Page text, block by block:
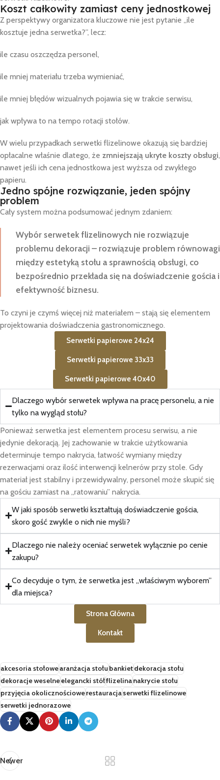
Koszt całkowity zamiast ceny jednostkowej
Z perspektywy organizatora kluczowe nie jest pytanie „ile
kosztuje jedna serwetka?”, lecz:
ile czasu oszczędza personel,
ile mniej materiału trzeba wymieniać,
ile mniej błędów wizualnych pojawia się w trakcie serwisu,
jak wpływa to na tempo rotacji stołów.
W wielu przypadkach serwetki flizelinowe okazują się bardziej
opłacalne właśnie dlatego, że zmniejszają ukryte koszty obsługi,
nawet jeśli ich cena jednostkowa jest wyższa od zwykłego
papieru.
Jedno spójne rozwiązanie, jeden spójny
problem
Cały system można podsumować jednym zdaniem:
Wybór serwetek flizelinowych nie rozwiązuje
problemu dekoracji – rozwiązuje problem równowagi
między estetyką stołu a sprawnością obsługi, co
bezpośrednio przekłada się na doświadczenie gościa i
efektywność biznesu.
To czyni je czymś więcej niż materiałem – stają się elementem
projektowania doświadczenia gastronomicznego.
Serwetki papierowe 24x24
Serwetki papierowe 33x33
Serwetki papierowe 40x40
Dlaczego wybór serwetek wpływa na pracę personelu, a nie
tylko na wygląd stołu?
Ponieważ serwetka jest elementem procesu serwisu, a nie
jedynie dekoracją. Jej zachowanie w trakcie użytkowania
determinuje tempo nakrycia, łatwość wymiany między
rezerwacjami oraz ilość interwencji kelnerów przy stole. Gdy
materiał jest stabilny i przewidywalny, personel może skupić się
na gościu zamiast na „ratowaniu” nakrycia.
W jaki sposób serwetki kształtują doświadczenie gościa,
skoro gość zwykle o nich nie myśli?
Dlaczego nie należy oceniać serwetek wyłącznie po cenie
zakupu?
Co decyduje o tym, że serwetka jest „właściwym wyborem”
dla miejsca?
Strona Główna
Kontakt
akcesoria stołowearanżacja stołubankietdekoracja stołu
dekoracje weselneelegancki stółflizelinanakrycie stołu
przyjęcia okolicznościowerestauracjaserwetki flizelinowe
serwetki jednorazowe
Newer